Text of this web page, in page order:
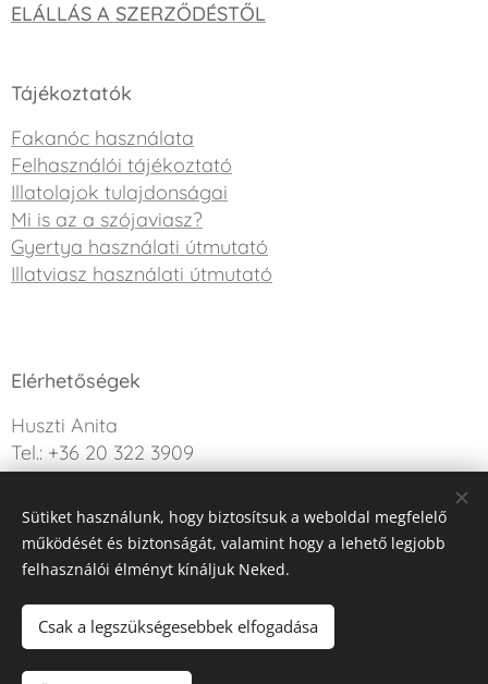
ELÁLLÁS A SZERZŐDÉSTŐL
Tájékoztatók
Fakanóc használata
Felhasználói tájékoztató
Illatolajok tulajdonságai
Mi is az a szójaviasz?
Gyertya használati útmutató
Illatviasz használati útmutató
Elérhetőségek
Huszti Anita
Tel.: +36 20 322 3909
Kérdésed van? Írj nekünk!
Az oldalt a Webnode működteti
Sütiket használunk, hogy biztosítsuk a weboldal megfelelő
működését és biztonságát, valamint hogy a lehető legjobb
felhasználói élményt kínáljuk Neked.
Csak a legszükségesebbek elfogadása